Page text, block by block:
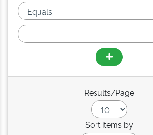
Results/Page
Sort items by